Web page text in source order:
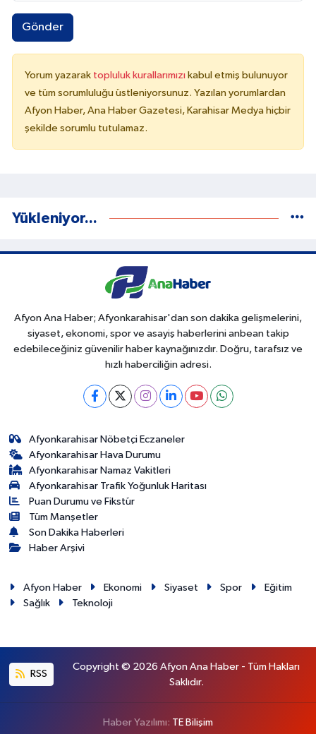
Gönder
Yorum yazarak topluluk kurallarımızı kabul etmiş bulunuyor
ve tüm sorumluluğu üstleniyorsunuz. Yazılan yorumlardan
Afyon Haber, Ana Haber Gazetesi, Karahisar Medya hiçbir
şekilde sorumlu tutulamaz.
Yükleniyor...
Afyon Ana Haber; Afyonkarahisar'dan son dakika gelişmelerini,
siyaset, ekonomi, spor ve asayiş haberlerini anbean takip
edebileceğiniz güvenilir haber kaynağınızdır. Doğru, tarafsız ve
hızlı haberciliğin adresi.
Afyonkarahisar Nöbetçi Eczaneler
Afyonkarahisar Hava Durumu
Afyonkarahisar Namaz Vakitleri
Afyonkarahisar Trafik Yoğunluk Haritası
Puan Durumu ve Fikstür
Tüm Manşetler
Son Dakika Haberleri
Haber Arşivi
Afyon Haber Ekonomi Siyaset Spor
Eğitim
Sağlık
Teknoloji
RSS
Copyright © 2026 Afyon Ana Haber - Tüm Hakları
Saklıdır.
Haber Yazılımı: TE Bilişim